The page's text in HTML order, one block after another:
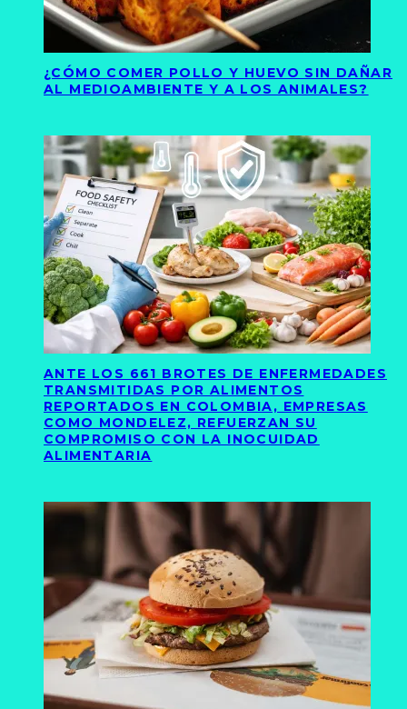
¿CÓMO COMER POLLO Y HUEVO SIN DAÑAR
AL MEDIOAMBIENTE Y A LOS ANIMALES?
ANTE LOS 661 BROTES DE ENFERMEDADES
TRANSMITIDAS POR ALIMENTOS
REPORTADOS EN COLOMBIA, EMPRESAS
COMO MONDELEZ, REFUERZAN SU
COMPROMISO CON LA INOCUIDAD
ALIMENTARIA